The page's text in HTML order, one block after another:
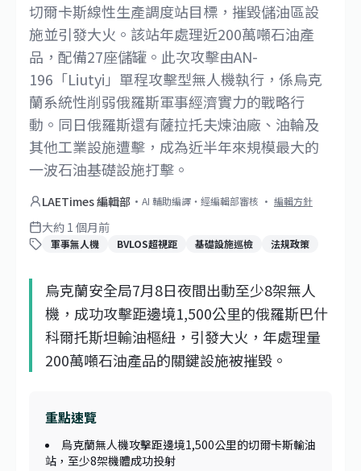
切爾卡斯線性生產調度站目標，摧毀儲油區設
施並引發大火。該站年處理近200萬噸石油產
品，配備27座儲罐。此次攻擊由AN-
196「Liutyi」單程攻擊型無人機執行，係烏克
蘭系統性削弱俄羅斯軍事經濟實力的戰略行
動。同日俄羅斯還有薩拉托夫煉油廠、油輪及
其他工業設施遭擊，成為近半年來規模最大的
一波石油基礎設施打擊。
LAETimes 編輯部 · AI 輔助編譯・經編輯部審核 · 編輯方針
大約 1 個月前
軍事無人機 BVLOS超視距 基礎設施巡檢 法規政策
烏克蘭安全局7月8日夜間出動至少8架無人
機，成功攻擊距邊境1,500公里的俄羅斯巴什
科爾托斯坦輸油樞紐，引發大火，年處理量
200萬噸石油產品的關鍵設施被摧毀。
重點速覽
烏克蘭無人機攻擊距邊境1,500公里的切爾卡斯輸油
站，至少8架機體成功投射